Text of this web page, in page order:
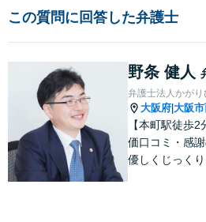
この質問に回答した弁護士
野条 健人
弁護士法人かが
大阪府 大阪
【本町駅徒歩
価口コミ・感
優しくじっくり